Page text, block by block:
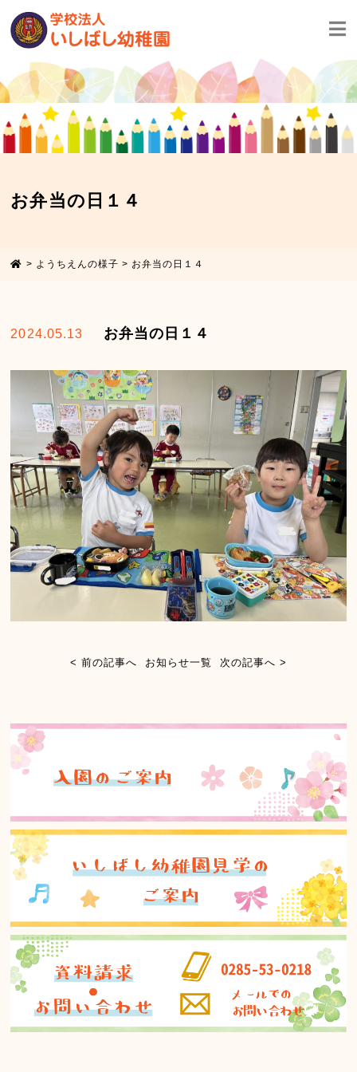
お弁当の日１４
> ようちえんの様子 > お弁当の日１４
2024.05.13 お弁当の日１４
< 前の記事へ お知らせ一覧 次の記事へ >